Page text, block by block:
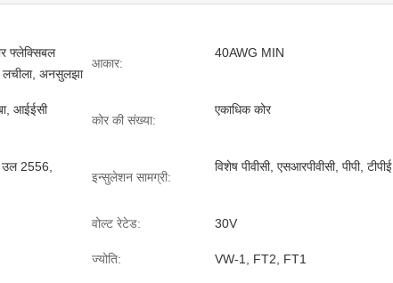
फ्लेक्सिबल
लचीला, अनसुलझा
आकार:
40AWG MIN
आईईसी
कोर की संख्या:
एकाधिक कोर
2556,
इन्सुलेशन सामग्री:
विशेष पीवीसी, एसआरपीवीसी, पीपी, टीपीई
वोल्ट रेटेड: 30V
ज्योति: VW-1, FT2, FT1